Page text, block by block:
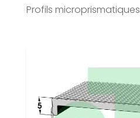
Profils microprismatiques